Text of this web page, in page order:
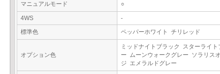
マニュアルモード ○
4WS
-
標準色
ペッパーホワイト チリレッド
オプション色
ミッドナイトブラック スターライト
ー ムーンウォークグレー ソラリス
ジ エメラルドグレー